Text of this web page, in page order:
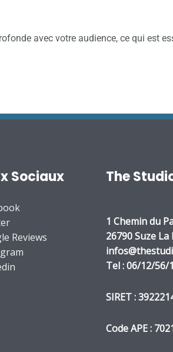
avec votre audience, ce qui est
Sociaux
Reviews
The
1 Chemin du
26790 Suze La
Tel : 06/12/56/
SIRET :
Code APE :